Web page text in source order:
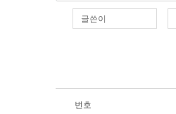
글쓴이
번호